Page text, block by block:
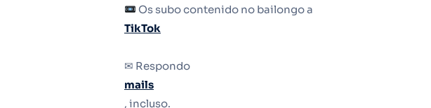
Os subo contenido no bailongo a
TikTok
✉ Respondo
mails
, incluso.